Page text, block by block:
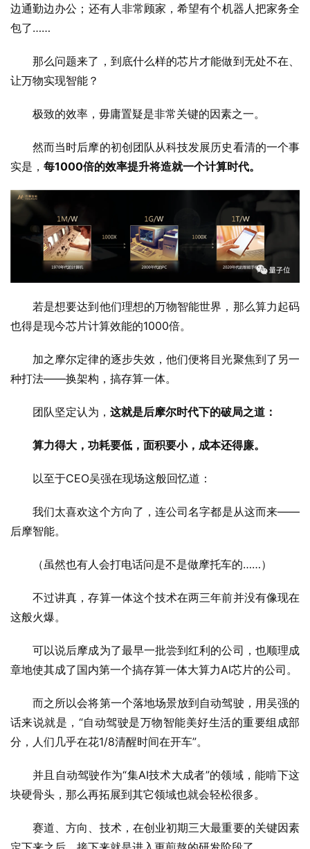
边通勤边办公；还有人非常顾家，希望有个机器人把家务全
包了……
那么问题来了，到底什么样的芯片才能做到无处不在、
让万物实现智能？
极致的效率，毋庸置疑是非常关键的因素之一。
然而当时后摩的初创团队从科技发展历史看清的一个事
实是， 每1000倍的效率提升将造就一个计算时代。
若是想要达到他们理想的万物智能世界，那么算力起码
也得是现今芯片计算效能的1000倍。
加之摩尔定律的逐步失效，他们便将目光聚焦到了另一
种打法——换架构，搞存算一体。
团队坚定认为， 这就是后摩尔时代下的破局之道：
算力得大，功耗要低，面积要小，成本还得廉。
以至于CEO吴强在现场这般回忆道：
我们太喜欢这个方向了，连公司名字都是从这而来——
后摩智能。
（虽然也有人会打电话问是不是做摩托车的……）
不过讲真，存算一体这个技术在两三年前并没有像现在
这般火爆。
可以说后摩成为了最早一批尝到红利的公司，也顺理成
章地使其成了国内第一个搞存算一体大算力AI芯片的公司。
而之所以会将第一个落地场景放到自动驾驶，用吴强的
话来说就是，“自动驾驶是万物智能美好生活的重要组成部
分，人们几乎在花1/8清醒时间在开车”。
并且自动驾驶作为“集AI技术大成者”的领域，能啃下这
块硬骨头，那么再拓展到其它领域也就会轻松很多。
赛道、方向、技术，在创业初期三大最重要的关键因素